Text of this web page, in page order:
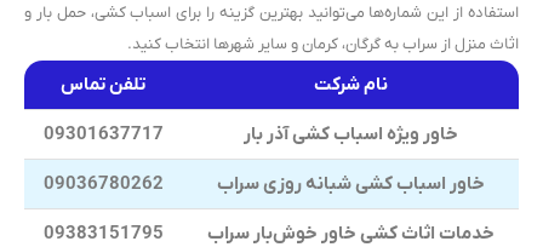
استفاده از این شماره‌ها می‌توانید بهترین گزینه را برای اسباب کشی، حمل بار و
اثاث منزل از سراب به گرگان، کرمان و سایر شهرها انتخاب کنید.
نام شرکت تلفن تماس
خاور ویژه اسباب کشی آذر بار 09301637717
خاور اسباب کشی شبانه روزی سراب 09036780262
خدمات اثاث کشی خاور خوش‌بار سراب 09383151795